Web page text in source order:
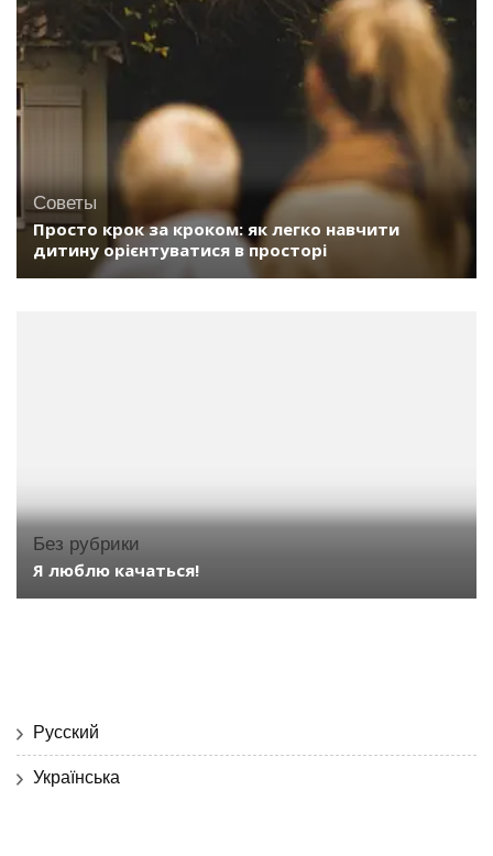
Советы
Просто крок за кроком: як легко навчити
дитину орієнтуватися в просторі
Без рубрики
Я люблю качаться!
Русский
Українська